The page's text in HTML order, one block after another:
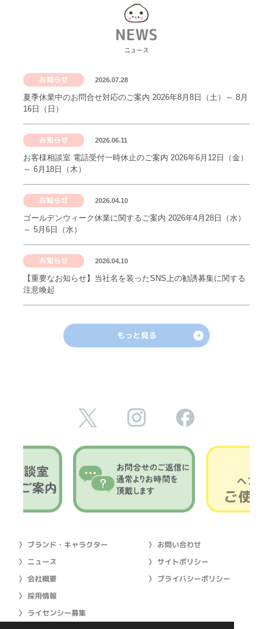
NEWS
ニュース
お知らせ 2026.07.28
夏季休業中のお問合せ対応のご案内 2026年8月8日（土）～ 8月
16日（日）
お知らせ 2026.06.11
お客様相談室 電話受付一時休止のご案内 2026年6月12日（金）
～ 6月18日（木）
お知らせ 2026.04.10
ゴールデンウィーク休業に関するご案内 2026年4月28日（水）
～ 5月6日（水）
お知らせ 2026.04.10
【重要なお知らせ】当社名を装ったSNS上の勧誘募集に関する
注意喚起
もっと見る
〉 ブランド・キャラクター
〉 ニュース
〉 会社概要
〉 採用情報
〉 ライセンシー募集
〉 お問い合わせ
〉 サイトポリシー
〉 プライバシーポリシー